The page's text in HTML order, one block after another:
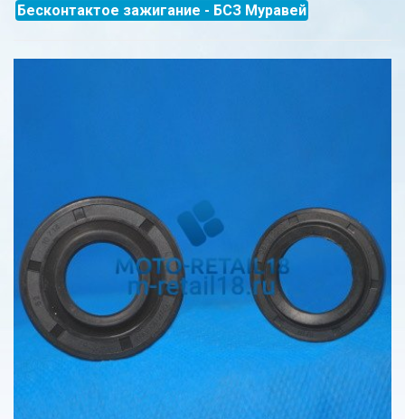
Бесконтактое зажигание - БСЗ Муравей